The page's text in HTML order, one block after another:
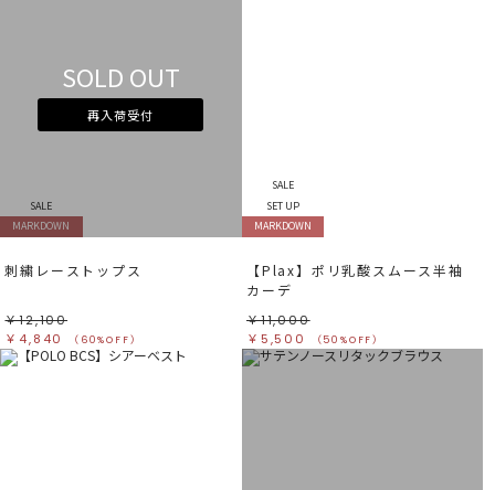
SOLD OUT
再入荷受付
SALE
MARKDOWN
刺繍レーストップス
￥12,100
￥4,840
（60%OFF）
SALE
SET UP
MARKDOWN
【Plax】ポリ乳酸スムース半袖
カーデ
￥11,000
￥5,500
（50%OFF）